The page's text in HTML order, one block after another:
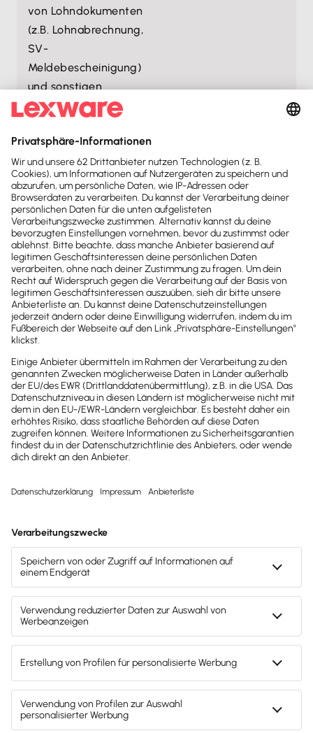
von Lohndokumenten
(z.B. Lohnabrechnung,
SV-
Meldebescheinigung)
und sonstigen
Dokumenten (z.B.
Zusätzliche Sicherung
durch Kennwort-
Verschlüsselung der
Dokumente
Einrichtung
Einfache Einrichtung in der
Zentrale
Mit dem Schritt-für-Schritt-Assistenten ist das
Anlegen eines Internet-Zugangs zu Microsoft®
Azure, Zuordnung von Lizenzplätzen und Anlage
von Benutzern in wenigen Minuten abgeschlossen:
So gehts
In Lexware fehlzeiten oder Lexware
reisekosten in der Hauptnavigation auf
„Startseite“ klicken und dort die Kachel „Web-
Applikation Lexware myCenter“ auswählen.
Hinweis:In Lexware lohn+gehalt pro im Menü
„Extras“ den Eintrag „Lexware myCenter“
auswählen.
Den Eintrag „myCenter einrichten“ anklicken,
um den Schritt-für-Schritt-Assistenten zu
starten, der durch die Einrichtung führt.
Mach's dir leicht und gib deinem Business den
entscheidenden Push – mit unserer Software für
Buchhaltung & Lohn.
Lösungen